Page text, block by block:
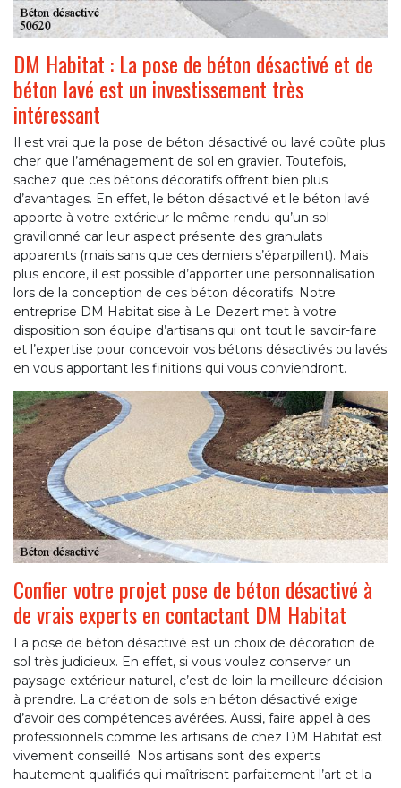
DM Habitat : La pose de béton désactivé et de
béton lavé est un investissement très
intéressant
Il est vrai que la pose de béton désactivé ou lavé coûte plus
cher que l’aménagement de sol en gravier. Toutefois,
sachez que ces bétons décoratifs offrent bien plus
d’avantages. En effet, le béton désactivé et le béton lavé
apporte à votre extérieur le même rendu qu’un sol
gravillonné car leur aspect présente des granulats
apparents (mais sans que ces derniers s’éparpillent). Mais
plus encore, il est possible d’apporter une personnalisation
lors de la conception de ces béton décoratifs. Notre
entreprise DM Habitat sise à Le Dezert met à votre
disposition son équipe d’artisans qui ont tout le savoir-faire
et l’expertise pour concevoir vos bétons désactivés ou lavés
en vous apportant les finitions qui vous conviendront.
Confier votre projet pose de béton désactivé à
de vrais experts en contactant DM Habitat
La pose de béton désactivé est un choix de décoration de
sol très judicieux. En effet, si vous voulez conserver un
paysage extérieur naturel, c’est de loin la meilleure décision
à prendre. La création de sols en béton désactivé exige
d’avoir des compétences avérées. Aussi, faire appel à des
professionnels comme les artisans de chez DM Habitat est
vivement conseillé. Nos artisans sont des experts
hautement qualifiés qui maîtrisent parfaitement l’art et la